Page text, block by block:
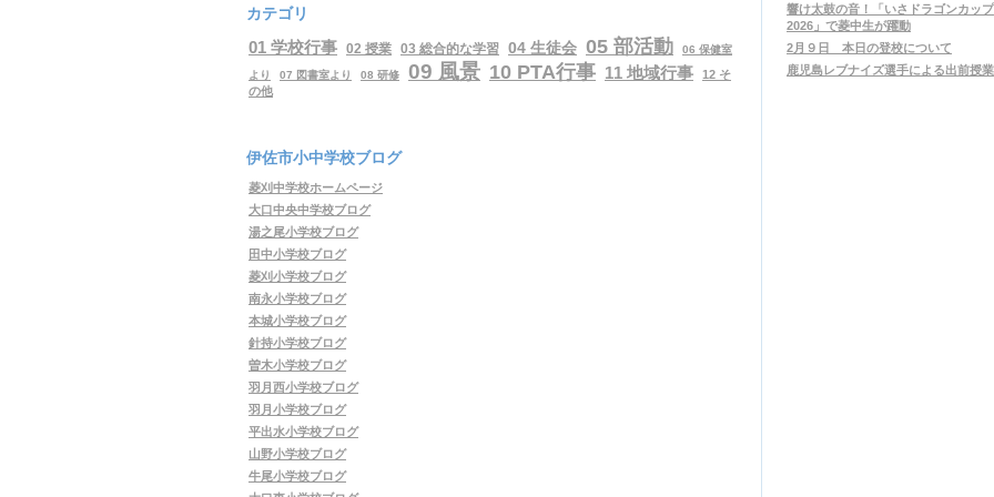
カテゴリ
01 学校行事 02 授業 03 総合的な学習 04 生徒会 05 部活動 06 保健室
より 07 図書室より 08 研修 09 風景 10 PTA行事 11 地域行事
12 そ
の他
伊佐市小中学校ブログ
菱刈中学校ホームページ
大口中央中学校ブログ
湯之尾小学校ブログ
田中小学校ブログ
菱刈小学校ブログ
南永小学校ブログ
本城小学校ブログ
針持小学校ブログ
曽木小学校ブログ
羽月西小学校ブログ
羽月小学校ブログ
平出水小学校ブログ
山野小学校ブログ
牛尾小学校ブログ
響け太鼓の音！「いさドラゴンカップ
2026」で菱中生が躍動
2月９日 本日の登校について
鹿児島レブナイズ選手による出前授業